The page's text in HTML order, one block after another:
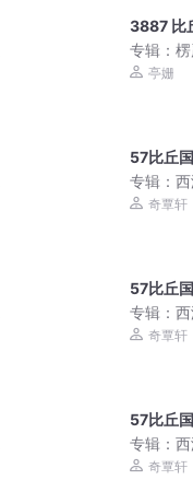
3887 比
专辑：
亭姗
57比丘国
专辑：
事 |孙悟
奇覃轩
57比丘国
专辑：
事 |孙悟
奇覃轩
57比丘国
专辑：
事 |孙悟
奇覃轩